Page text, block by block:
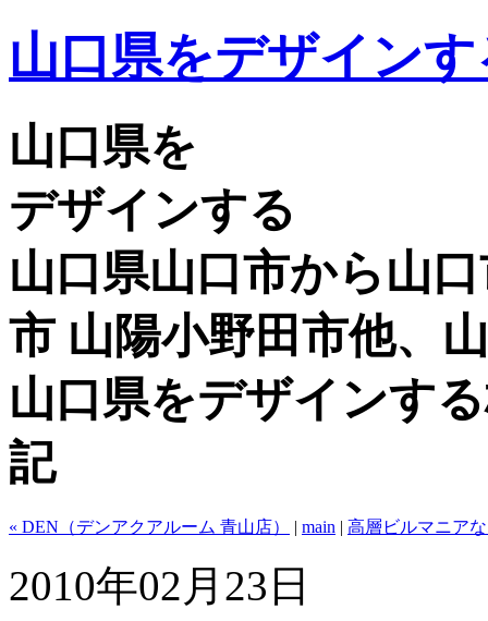
山口県をデザイン
山口県を
デザインする
山口県山口市から山
市 山陽小野田市他、
山口県をデザインす
記
« DEN（デンアクアルーム 青山店） | main | 高層ビルマニア
2010年02月23日